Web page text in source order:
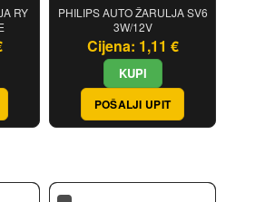
RY
PHILIPS AUTO ŽARULJA SV6
3W/12V
Cijena: 1,11 €
POŠALJI UPIT